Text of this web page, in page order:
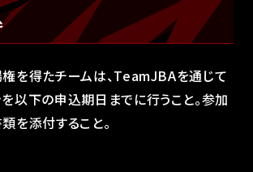
を得たチームは、TeamJBAを通じて
以下の申込期日までに行うこと。参加
を添付すること。